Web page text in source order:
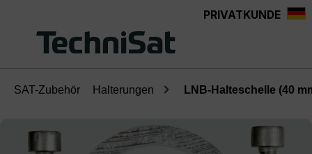
PRIVATKUNDE
SAT-Zubehör Halterungen LNB-Halteschelle (40
Bildergalerie überspringen